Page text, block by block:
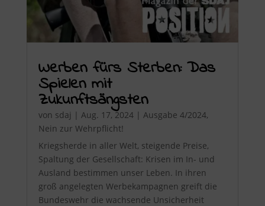
Werben fürs Sterben: Das
Spielen mit
Zukunftsängsten
von sdaj | Aug. 17, 2024| Ausgabe 4/2024,
Nein zur Wehrpflicht!
Kriegsherde in aller Welt, steigende Preise,
Spaltung der Gesellschaft: Krisen im In- und
Ausland bestimmen unser Leben. In ihren
groß angelegten Werbekampagnen greift die
Bundeswehr die wachsende Unsicherheit